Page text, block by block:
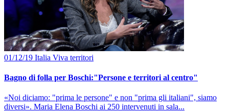
01/12/19 Italia Viva territori
Bagno di folla per Boschi:"Persone e territori al centro"
«Noi diciamo: "prima le persone" e non "prima gli italiani", siamo
diversi». Maria Elena Boschi ai 250 intervenuti in sala...